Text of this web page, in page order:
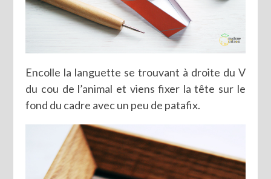
Encolle la languette se trouvant à droite du V
du cou de l’animal et viens fixer la tête sur le
fond du cadre avec un peu de patafix.